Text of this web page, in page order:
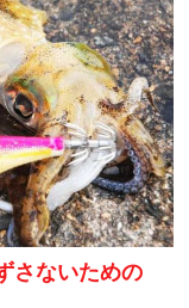
さないための